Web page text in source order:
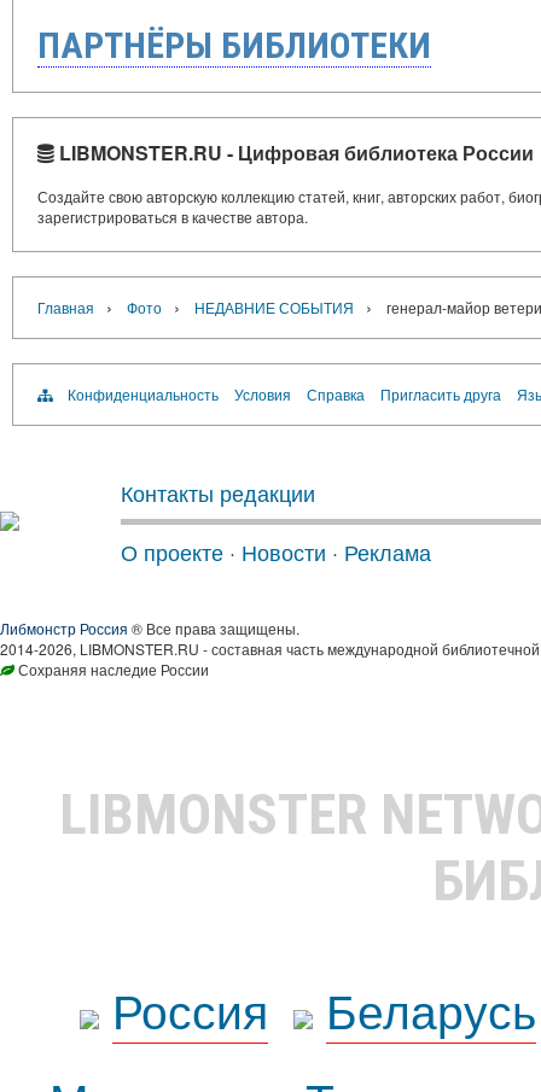
ПАРТНЁРЫ БИБЛИОТЕКИ
LIBMONSTER.RU - Цифровая библиотека России
Создайте свою авторскую коллекцию статей, книг, авторских работ,
зарегистрироваться в качестве автора.
Главная › Фото › НЕДАВНИЕ СОБЫТИЯ › генерал-майор
Конфиденциальность Условия Справка Пригласить друга
Контакты редакции
О проекте · Новости · Реклама
Либмонстр Россия ® Все права защищены.
2014-2026, LIBMONSTER.RU - составная часть международной
Сохраняя наследие России
LIBMONSTER
Россия
Беларусь